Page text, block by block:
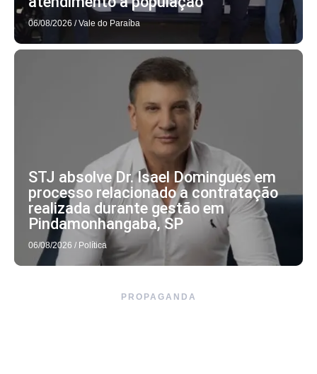
06/08/2026 / Vale do Paraíba
STJ absolve Dr. Isael Domingues em
processo relacionado a contratação
realizada durante gestão em
Pindamonhangaba, SP
06/08/2026 / Política
PROPAGANDA